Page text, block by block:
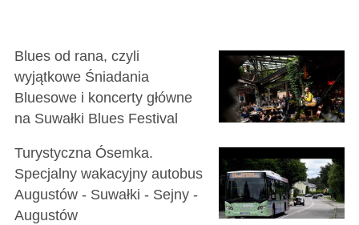
Blues od rana, czyli
wyjątkowe Śniadania
Bluesowe i koncerty główne
na Suwałki Blues Festival
Turystyczna Ósemka.
Specjalny wakacyjny autobus
Augustów - Suwałki - Sejny -
Augustów